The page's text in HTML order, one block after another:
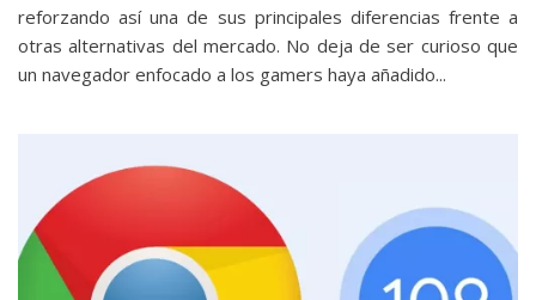
reforzando así una de sus principales diferencias frente a
otras alternativas del mercado. No deja de ser curioso que
un navegador enfocado a los gamers haya añadido...